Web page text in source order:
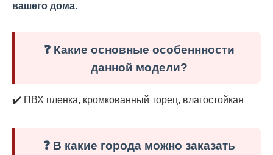
вашего дома.
❓ Какие основные особеннности
данной модели?
✔️ ПВХ пленка, кромкованный торец, влагостойкая
❓ В какие города можно заказать